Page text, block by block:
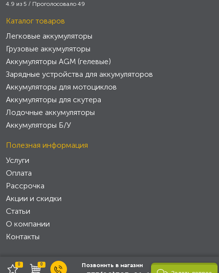
0 0 Позвонить в магазин
4.9 из 5 / Проголосовало 49
Каталог товаров
Легковые аккумуляторы
Грузовые аккумуляторы
Аккумуляторы AGM (гелевые)
Зарядные устройства для аккумуляторов
Аккумуляторы для мотоциклов
Аккумуляторы для скутера
Лодочные аккумуляторы
Аккумуляторы Б/У
Полезная информация
Услуги
Оплата
Рассрочка
Акции и скидки
Статьи
О компании
Контакты